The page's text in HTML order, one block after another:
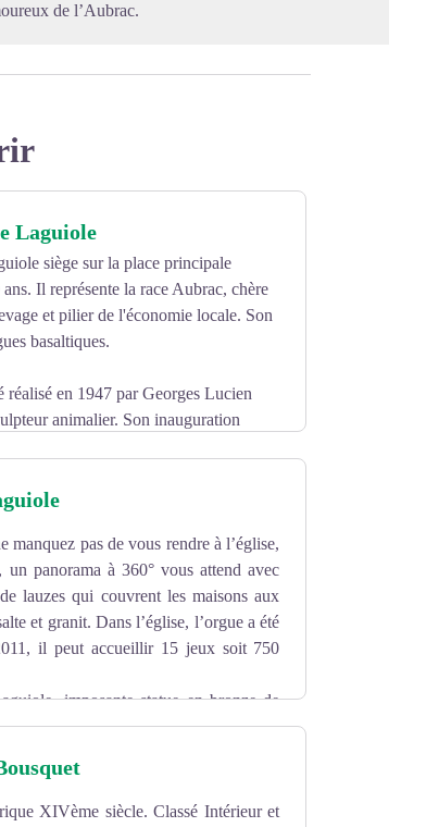
de l’Aubrac.
Laguiole
siège sur la place principale
Il représente la race Aubrac, chère
et pilier de l'économie locale. Son
basaltiques.
réalisé en 1947 par Georges Lucien
animalier. Son inauguration
mais fait l’objet d’un dépôt de la
manquez pas de vous rendre à l’église,
panorama à 360° vous attend avec
lauzes qui couvrent les maisons aux
et granit. Dans l’église, l’orgue a été
il peut accueillir 15 jeux soit 750
imposante statue en bronze de
XIVème siècle. Classé Intérieur et